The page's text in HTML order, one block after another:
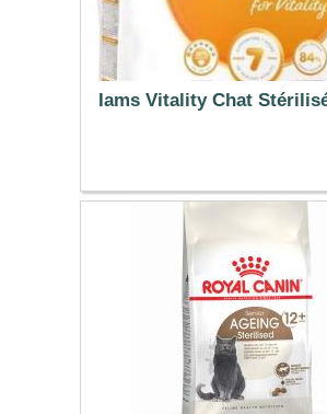
Iams Vitality Chat
30.99 €